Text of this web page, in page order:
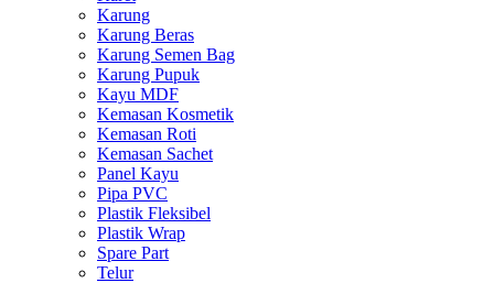
Karung
Karung Beras
Karung Semen Bag
Karung Pupuk
Kayu MDF
Kemasan Kosmetik
Kemasan Roti
Kemasan Sachet
Panel Kayu
Pipa PVC
Plastik Fleksibel
Plastik Wrap
Spare Part
Telur